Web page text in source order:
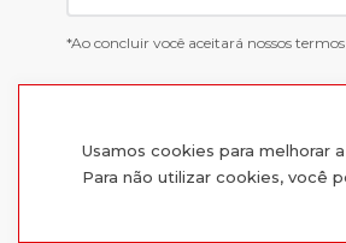
Usamos cookies para melhorar
Para não utilizar cookies, você
*Ao concluir você aceitará nossos termos